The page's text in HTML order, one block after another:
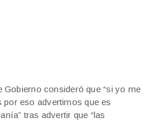
Gobierno consideró que “si yo me
eso advertimos que es
tras advertir que “las